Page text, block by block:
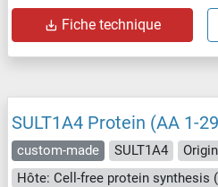
Fiche technique
SULT1A4 Protein (AA 1-
custom-made SULT1A4
Hôte: Cell-free protein synthesis